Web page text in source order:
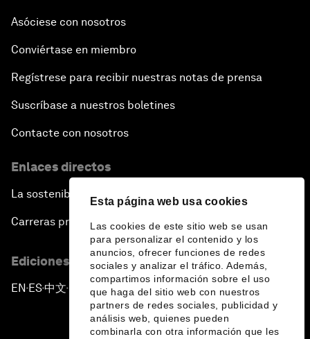
Esta página web usa cookies
Las cookies de este sitio web se usan
para personalizar el contenido y los
anuncios, ofrecer funciones de redes
sociales y analizar el tráfico. Además,
compartimos información sobre el uso
que haga del sitio web con nuestros
partners de redes sociales, publicidad y
análisis web, quienes pueden
combinarla con otra información que les
Asóciese con nosotros
Conviértase en miembro
Regístrese para recibir nuestras notas de prensa
Suscríbase a nuestros boletines
Contacte con nosotros
Enlaces directos
La sostenibilidad en el Foro
Carreras profesionales
Ediciones en otros idiomas
EN ▪ES▪中文▪ 日本語